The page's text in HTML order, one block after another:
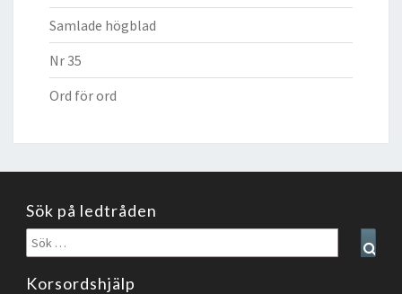
Samlade högblad
Nr 35
Ord för ord
Sök på ledtråden
Sök
efter:
Korsordshjälp